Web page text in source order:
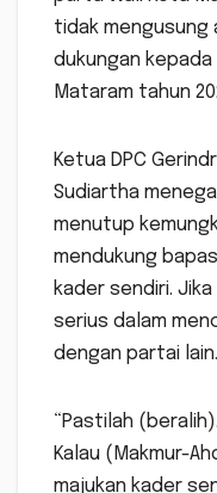
tidak mengusung
dukungan kepada
Mataram tahun
Ketua DPC
Sudiartha
menutup
mendukung
kader sendiri.
serius dalam
dengan partai lain.
“Pastilah
Kalau (Makmur-
majukan kader